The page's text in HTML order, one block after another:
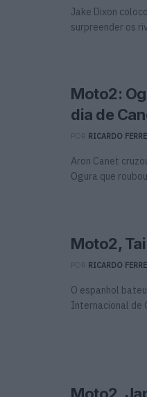
Jake Dixon
surpreender os
Moto2:
dia de
RICARDO
Aron Canet
Ogura que
Moto2,
RICARDO
O espanhol
Internacional de